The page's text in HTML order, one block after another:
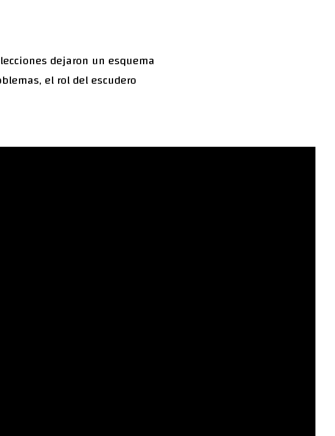
dejaron un esquema
el rol del escudero